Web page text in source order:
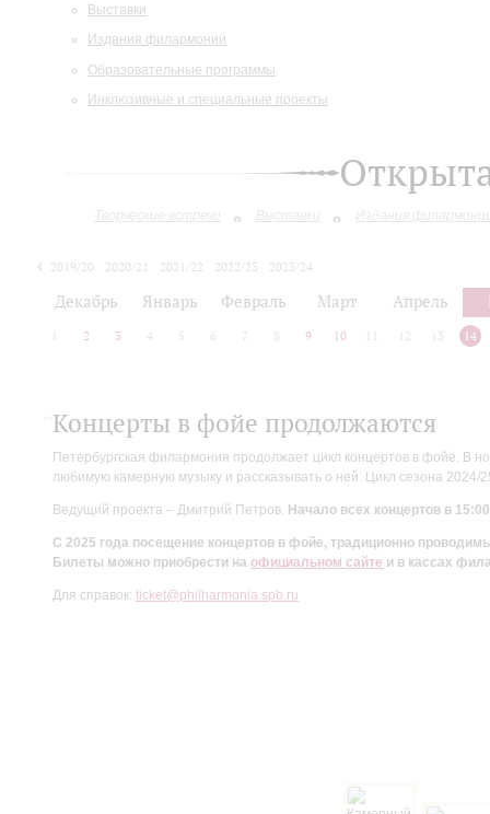
Выставки
Издания филармонии
Образовательные программы
Инклюзивные и специальные проекты
Творческие встречи Выставки Издания
2019/20 2020/21 2021/22 2022/23
2023/24
Декабрь Январь Февраль Март Апрель
2 3 4 5 6 7 8 9 10 12 13 14
Концерты в фойе продолжаются
Петербургская филармония продолжает цикл концертов в фойе. В
любимую камерную музыку и рассказывать о ней. Цикл сезона
Ведущий проекта – Дмитрий Петров. Начало всех концертов в
С 2025 года посещение концертов в фойе, традиционно
Билеты можно приобрести на официальном сайте и в кассах
Для справок: ticket@philharmonia.spb.ru